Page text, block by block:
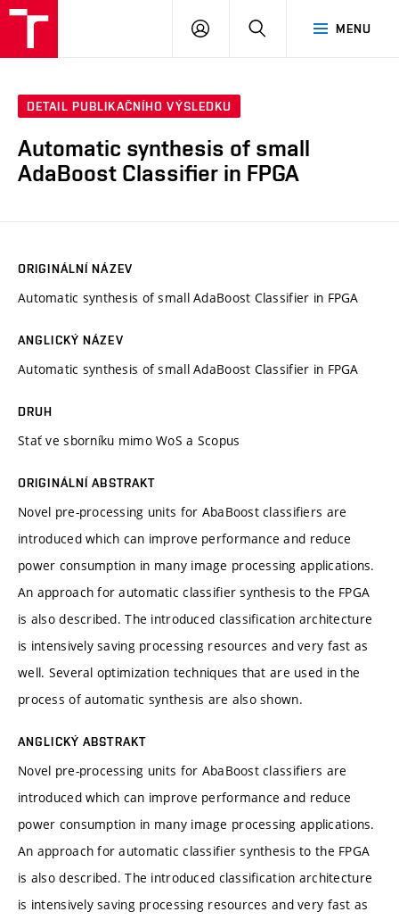
MENU
PŘIHLÁSIT
DETAIL PUBLIKAČNÍHO VÝSLEDKU
Automatic synthesis of small
AdaBoost Classifier in FPGA
ORIGINÁLNÍ NÁZEV
Automatic synthesis of small AdaBoost Classifier in FPGA
ANGLICKÝ NÁZEV
Automatic synthesis of small AdaBoost Classifier in FPGA
DRUH
Stať ve sborníku mimo WoS a Scopus
ORIGINÁLNÍ ABSTRAKT
Novel pre-processing units for AbaBoost classifiers are
introduced which can improve performance and reduce
power consumption in many image processing applications.
An approach for automatic classifier synthesis to the FPGA
is also described. The introduced classification architecture
is intensively saving processing resources and very fast as
well. Several optimization techniques that are used in the
process of automatic synthesis are also shown.
ANGLICKÝ ABSTRAKT
Novel pre-processing units for AbaBoost classifiers are
introduced which can improve performance and reduce
power consumption in many image processing applications.
An approach for automatic classifier synthesis to the FPGA
is also described. The introduced classification architecture
is intensively saving processing resources and very fast as